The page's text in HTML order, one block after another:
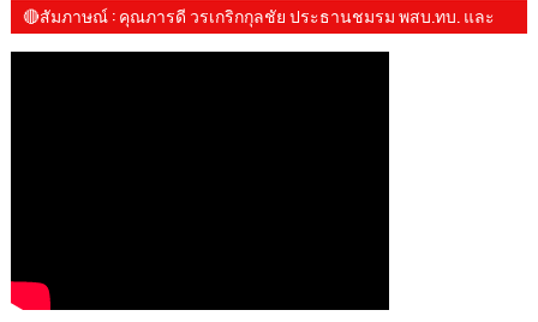
🔴สัมภาษณ์​ : คุณภารดี วรเกริกกุลชัย ประธานชมรม พสบ.ทบ. และ​